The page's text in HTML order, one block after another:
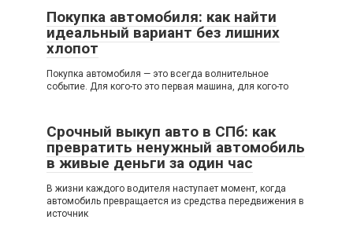
Покупка автомобиля: как найти
идеальный вариант без лишних
хлопот
Покупка автомобиля — это всегда волнительное
событие. Для кого-то это первая машина, для кого-то
Срочный выкуп авто в СПб: как
превратить ненужный автомобиль
в живые деньги за один час
В жизни каждого водителя наступает момент, когда
автомобиль превращается из средства передвижения в
источник